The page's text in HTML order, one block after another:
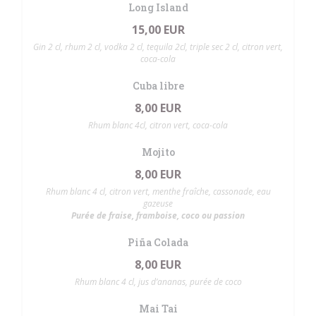
Long Island
15,00 EUR
Gin 2 cl, rhum 2 cl, vodka 2 cl, tequila 2cl, triple sec 2 cl, citron vert,
coca-cola
Cuba libre
8,00 EUR
Rhum blanc 4cl, citron vert, coca-cola
Mojito
8,00 EUR
Rhum blanc 4 cl, citron vert, menthe fraîche, cassonade, eau
gazeuse
Purée de fraise, framboise, coco ou passion
Piña Colada
8,00 EUR
Rhum blanc 4 cl, jus d’ananas, purée de coco
Mai Tai